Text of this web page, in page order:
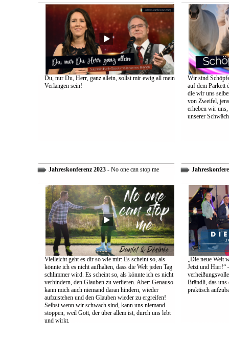
Du, nur Du, Herr, ganz allein, sollst mir ewig all mein
Verlangen sein!
Wir sind
auf dem Parkett
die wir uns
von Zweifel,
erheben wir
unserer
Jahreskonferenz 2023- No one can stop me
Vielleicht geht es dir so wie mir: Es scheint so, als
könnte ich es nicht aufhalten, dass die Welt jeden Tag
schlimmer wird. Es scheint so, als könnte ich es nicht
verhindern, den Glauben zu verlieren. Aber: Genauso
kann mich auch niemand daran hindern, wieder
aufzustehen und den Glauben wieder zu ergreifen!
Selbst wenn wir schwach sind, kann uns niemand
stoppen, weil Gott, der über allem ist, durch uns lebt
und wirkt.
„Die neue Welt
Jetzt und Hier!“
Brändli, das uns
praktisch